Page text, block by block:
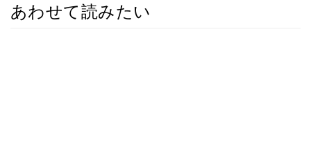
あわせて読みたい